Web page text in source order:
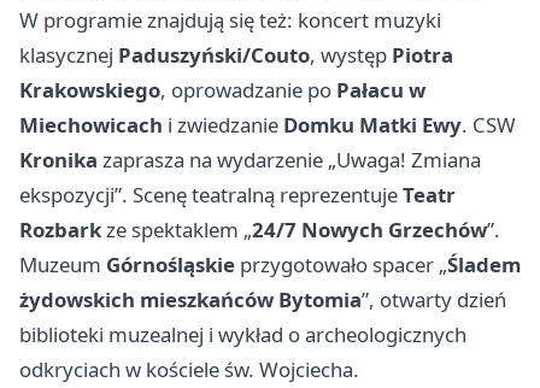
W programie znajdują się też: koncert muzyki
klasycznej Paduszyński/Couto, występ Piotra
Krakowskiego, oprowadzanie po Pałacu w
Miechowicach i zwiedzanie Domku Matki Ewy. CSW
Kronika zaprasza na wydarzenie „Uwaga! Zmiana
ekspozycji”. Scenę teatralną reprezentujeTeatr
Rozbarkze spektaklem „24/7 Nowych Grzechów”.
Muzeum Górnośląskie przygotowało spacer „Śladem
żydowskich mieszkańców Bytomia”, otwarty dzień
biblioteki muzealnej i wykład o archeologicznych
odkryciach w kościele św. Wojciecha.